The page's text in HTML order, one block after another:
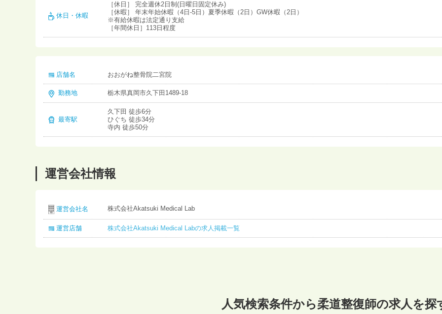
休日・休暇
［休日］ 完全週休2日制(日曜日固定休み)
［休暇］ 年末年始休暇（4日-5日）夏季休暇（2日）GW休暇（2日）
※有給休暇は法定通り支給
［年間休日］113日程度
店舗名 おおがね整骨院二宮院
勤務地 栃木県真岡市久下田1489-18
最寄駅
久下田 徒歩6分
ひぐち 徒歩34分
寺内 徒歩50分
運営会社情報
運営会社名 株式会社Akatsuki Medical Lab
運営店舗 株式会社Akatsuki Medical Labの求人掲載一覧
人気検索条件から柔道整復師の求人を探